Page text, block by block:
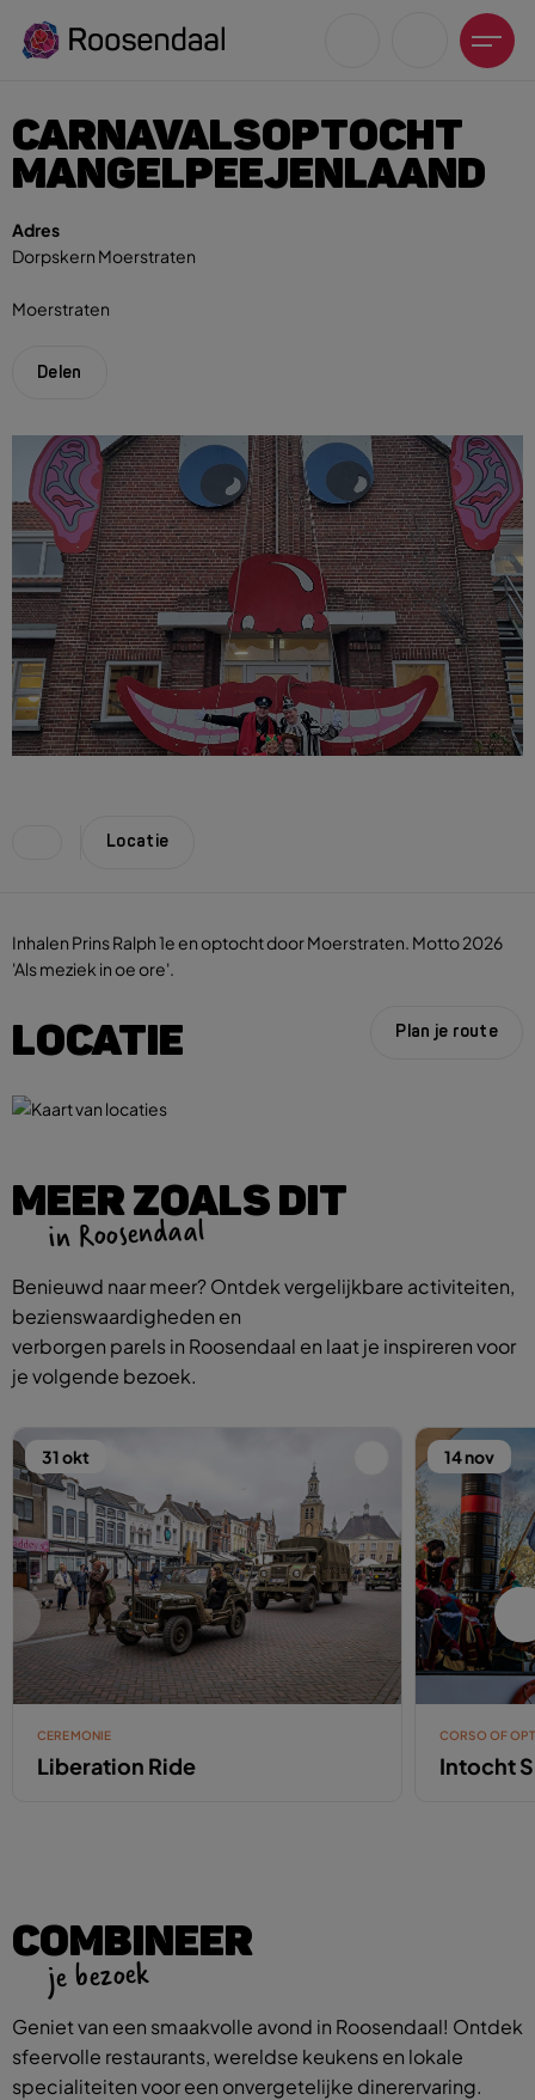
Zoeksuggesties
UITagenda
Fietsen
CARNAVALSOPTOCHT
MANGELPEEJENLAAND
Adres
Dorpskern Moerstraten
Moerstraten
Delen
Locatie
Inhalen Prins Ralph 1e en optocht door Moerstraten. Motto 2026
'Als meziek in oe ore'.
LOCATIE Plan je route
MEER ZOALS DIT
in Roosendaal
Benieuwd naar meer? Ontdek vergelijkbare activiteiten,
bezienswaardigheden en
verborgen parels in Roosendaal en laat je inspireren voor
je volgende bezoek.
31 okt
CEREMONIE
Liberation Ride
14 nov
CORSO OF
Intocht
COMBINEER
je bezoek
Geniet van een smaakvolle avond in Roosendaal! Ontdek
sfeervolle restaurants, wereldse keukens en lokale
specialiteiten voor een onvergetelijke dinerervaring.